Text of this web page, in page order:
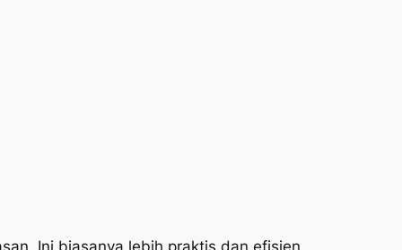
Ini biasanya lebih praktis dan efisien